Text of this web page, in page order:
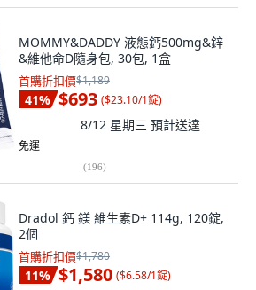
MOMMY&DADDY 液態鈣500mg&鋅
&維他命D隨身包, 30包, 1盒
首購折扣價$1,189
41% $693 ($23.10/1錠)
8/12 星期三 預計送達
免運
(196)
Dradol 鈣 鎂 維生素D+ 114g, 120錠,
2個
首購折扣價$1,780
11% $1,580 ($6.58/1錠)